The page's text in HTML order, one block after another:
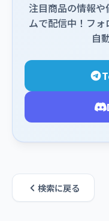
注目商品の情報
ムで配信中！フ
自
検索に戻る